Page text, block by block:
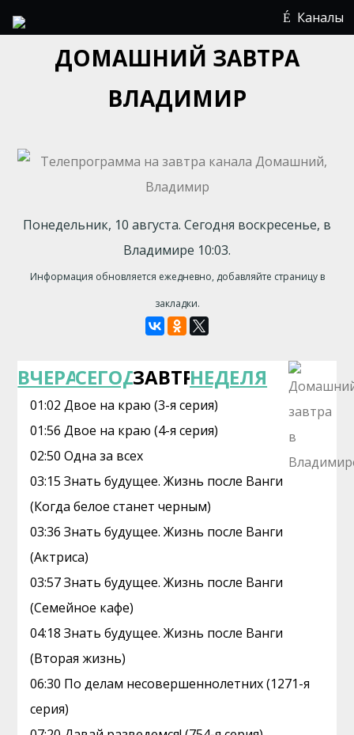
Каналы
ДОМАШНИЙ ЗАВТРА
ВЛАДИМИР
Понедельник, 10 августа. Сегодня воскресенье, в
Владимире 10:03.
Информация обновляется ежедневно, добавляйте страницу в
закладки.
ВЧЕРАСЕГОДНЯЗАВТРАНЕДЕЛЯ
01:02 Двое на краю (3-я серия)
01:56 Двое на краю (4-я серия)
02:50 Одна за всех
03:15 Знать будущее. Жизнь после Ванги
(Когда белое станет черным)
03:36 Знать будущее. Жизнь после Ванги
(Актриса)
03:57 Знать будущее. Жизнь после Ванги
(Семейное кафе)
04:18 Знать будущее. Жизнь после Ванги
(Вторая жизнь)
06:30 По делам несовершеннолетних (1271-я
серия)